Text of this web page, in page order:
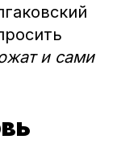
и сами